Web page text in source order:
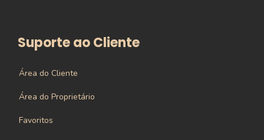
Suporte ao Cliente
Área do Cliente
Área do Proprietário
Favoritos